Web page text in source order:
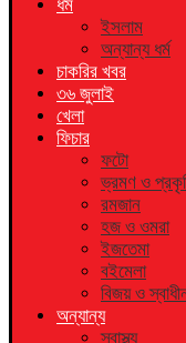
ধর্ম
ইসলাম
অন্যান্য ধর্ম
চাকরির খবর
৩৬ জুলাই
খেলা
ফিচার
ফটো
ভ্রমণ ও
রমজান
হজ ও ওমরা
ইজতেমা
বইমেলা
বিজয় ও
অন্যান্য
স্বাস্থ্য